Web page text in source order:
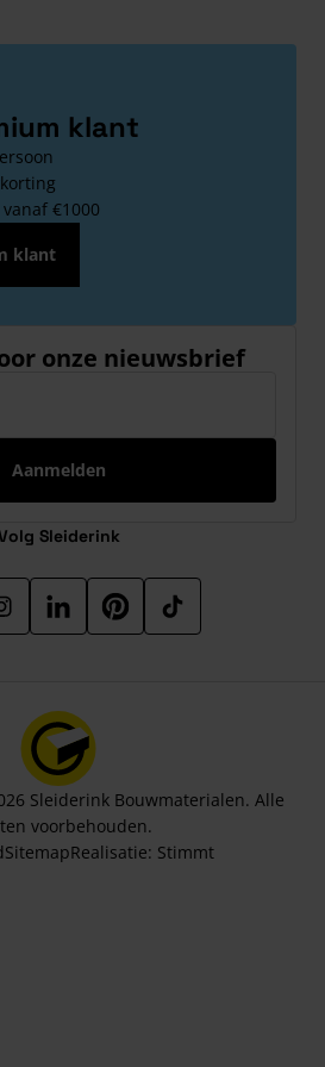
klant
€1000
klant
onze nieuwsbrief
Aanmelden
Sleiderink
Sleiderink Bouwmaterialen. Alle
voorbehouden.
SitemapRealisatie: Stimmt